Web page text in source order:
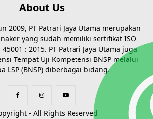
About Us
2009, PT Patrari Jaya Utama merupakan
yang sudah memiliki sertifikat ISO
45001 : 2015. PT Patrari Jaya Utama juga
Tempat Uji Kompetensi BNSP melalui
LSP (BNSP) diberbagai bidang.
- All Rights Reserved